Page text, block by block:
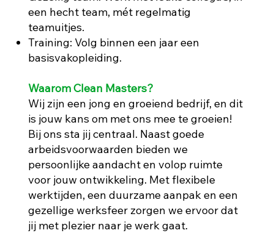
een hecht team, mét regelmatig
teamuitjes.
Training: Volg binnen een jaar een
basisvakopleiding.
Waarom Clean Masters?
Wij zijn een jong en groeiend bedrijf, en dit
is jouw kans om met ons mee te groeien!
Bij ons sta jij centraal. Naast goede
arbeidsvoorwaarden bieden we
persoonlijke aandacht en volop ruimte
voor jouw ontwikkeling. Met flexibele
werktijden, een duurzame aanpak en een
gezellige werksfeer zorgen we ervoor dat
jij met plezier naar je werk gaat.